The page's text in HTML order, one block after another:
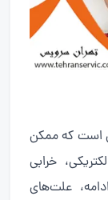
است که ممکن
خرابی
علت‌های